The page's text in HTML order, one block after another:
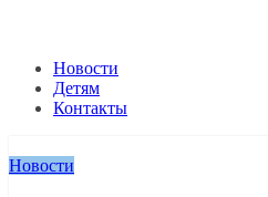
Новости
Детям
Контакты
Новости